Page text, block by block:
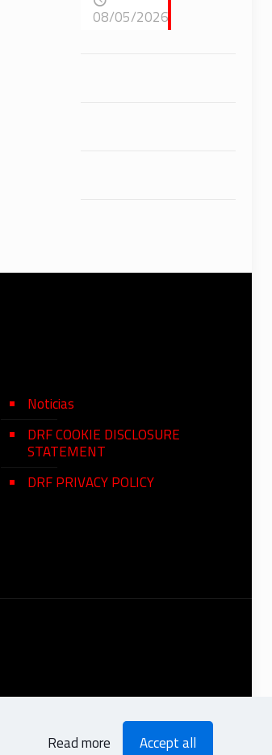
08/05/2026
Noticias
DRF COOKIE DISCLOSURE
STATEMENT
DRF PRIVACY POLICY
Read more Accept all